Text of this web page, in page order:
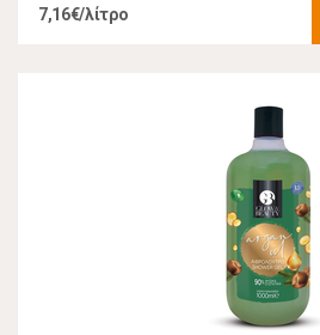
7,16€/λίτρο